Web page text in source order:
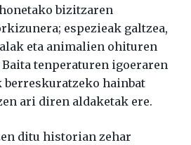
bizitzaren
espezieak galtzea,
eta animalien ohituren
tenperaturen igoeraren
hainbat
ari diren aldaketak ere.
ditu historian zehar